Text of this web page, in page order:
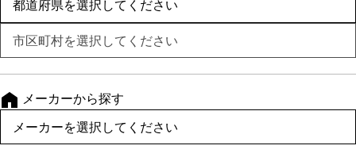
メーカーから探す